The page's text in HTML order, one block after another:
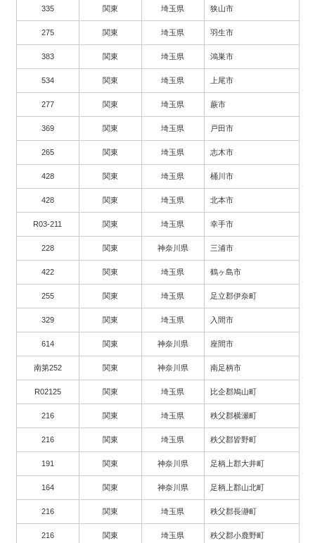
335 関東 埼玉県 狭山市
275 関東 埼玉県 羽生市
383 関東 埼玉県 鴻巣市
534 関東 埼玉県 上尾市
277 関東 埼玉県 蕨市
369 関東 埼玉県 戸田市
265 関東 埼玉県 志木市
428 関東 埼玉県 桶川市
428 関東 埼玉県 北本市
R03-211 関東 埼玉県 幸手市
228 関東 神奈川県 三浦市
422 関東 埼玉県 鶴ヶ島市
255 関東 埼玉県 足立郡伊奈町
329 関東 埼玉県 入間市
614 関東 神奈川県 座間市
南第252 関東 神奈川県 南足柄市
R02125 関東 埼玉県 比企郡鳩山町
216 関東 埼玉県 秩父郡横瀬町
216 関東 埼玉県 秩父郡皆野町
191 関東 神奈川県 足柄上郡大井町
164 関東 神奈川県 足柄上郡山北町
216 関東 埼玉県 秩父郡長瀞町
216 関東 埼玉県 秩父郡小鹿野町